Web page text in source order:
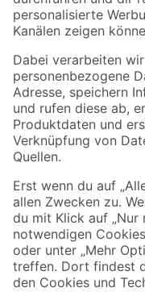
Folge uns
Zahlungsarten
Sicher einkaufen
Jetzt die toom-App